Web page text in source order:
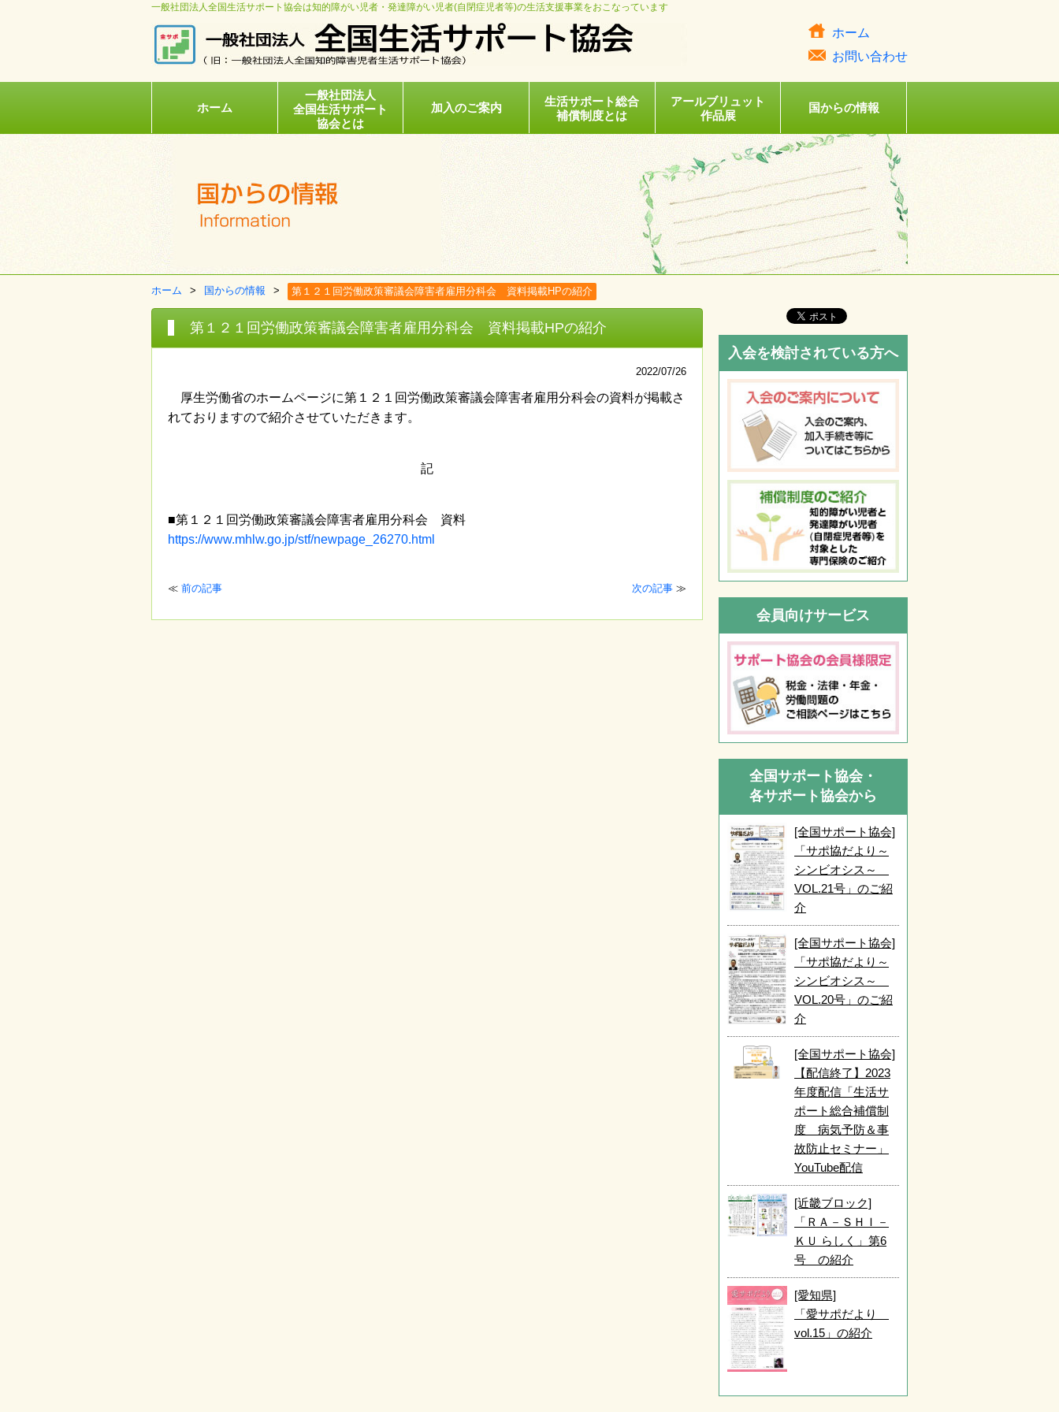
一般社団法人全国生活サポート協会は知的障がい児者・発達障がい児者(自閉症児者等)の生活支援事業をおこなっています
ホーム
お問い合わせ
ホーム
一般社団法人
全国生活サポート
協会とは
加入のご案内
生活サポート総合
補償制度とは
アールブリュット
作品展
国からの情報
ホーム 国からの情報 第１２１回労働政策審議会障害者雇用分科会 資料掲載HPの紹介
第１２１回労働政策審議会障害者雇用分科会 資料掲載HPの紹介
2022/07/26
厚生労働省のホームページに第１２１回労働政策審議会障害者雇用分科会の資料が掲載さ
れておりますので紹介させていただきます。
記
■第１２１回労働政策審議会障害者雇用分科会 資料
https://www.mhlw.go.jp/stf/newpage_26270.html
≪ 前の記事 次の記事 ≫
入会を検討されている方へ
会員向けサービス
全国サポート協会・
各サポート協会から
[全国サポート協会]
「サポ協だより～
シンビオシス～
VOL.21号」のご紹
介
[全国サポート協会]
「サポ協だより～
シンビオシス～
VOL.20号」のご紹
介
[全国サポート協会]
【配信終了】2023
年度配信「生活サ
ポート総合補償制
度 病気予防＆事
故防止セミナー」
YouTube配信
[近畿ブロック]
「ＲＡ－ＳＨＩ－
ＫＵ らしく」第6
号 の紹介
[愛知県]
「愛サポだより
vol.15」の紹介